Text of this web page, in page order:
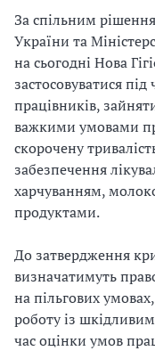
За спільним
України та
на сьогодні Нова
застосовуватися під
працівників,
важкими умовами
скорочену
забезпечення
харчуванням,
продуктами.
До затвердження
визначатимуть
на пільгових
роботу із
час оцінки умов